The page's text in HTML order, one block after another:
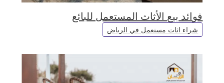
فوائد بيع الأثاث المستعمل للبائع
شراء اثاث مستعمل في الرياض